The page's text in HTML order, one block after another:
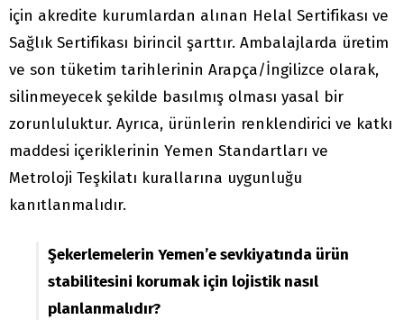
için akredite kurumlardan alınan Helal Sertifikası ve
Sağlık Sertifikası birincil şarttır. Ambalajlarda üretim
ve son tüketim tarihlerinin Arapça/İngilizce olarak,
silinmeyecek şekilde basılmış olması yasal bir
zorunluluktur. Ayrıca, ürünlerin renklendirici ve katkı
maddesi içeriklerinin Yemen Standartları ve
Metroloji Teşkilatı kurallarına uygunluğu
kanıtlanmalıdır.
Şekerlemelerin Yemen’e sevkiyatında ürün
stabilitesini korumak için lojistik nasıl
planlanmalıdır?